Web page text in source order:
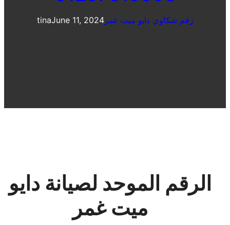
tinaJune 11, 2024رقم شكاوي دايو ميت غمر
الرقم الموحد لصيانة دايو
ميت غمر